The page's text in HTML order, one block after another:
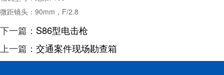
微距镜头：90mm，F/2.8
下一篇： S86型电击枪
上一篇： 交通案件现场勘查箱